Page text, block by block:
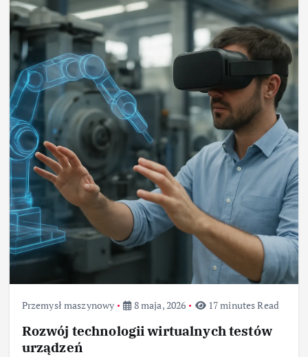
Przemysł maszynowy 8 maja, 2026 17 minutes Read
Rozwój technologii wirtualnych testów
urządzeń